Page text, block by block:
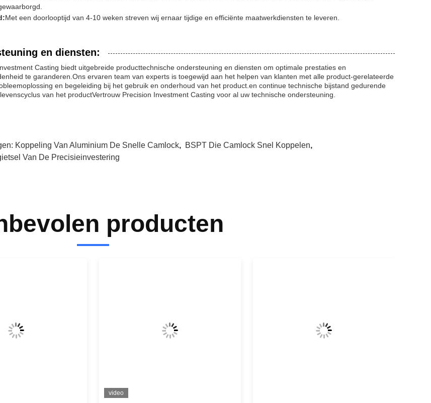
Met een doorlooptijd van 4-10 weken streven wij ernaar tijdige en efficiënte maatwerkdiensten te leveren.
en diensten:
Casting biedt uitgebreide producttechnische ondersteuning en diensten om optimale prestaties en
te garanderen.Ons ervaren team van experts is toegewijd aan het helpen van klanten met alle product-gerelateerde
en begeleiding bij het gebruik en onderhoud van het product.en continue technische bijstand gedurende
van het productVertrouw Precision Investment Casting voor al uw technische ondersteuning.
Koppeling Van Aluminium De Snelle Camlock, BSPT Die Camlock Snel Koppelen,
Van De Precisieinvestering
producten
video